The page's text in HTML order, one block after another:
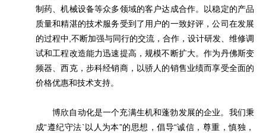
制药、机械设备等众多领域的客户达成合作。以稳定的产品
质量和精湛的技术服务受到了用户的一致好评，公司在发展
的过程中,不断加强与同行的交流，合作，设计研发、维修调
试和工程改造能力迅速提高，规模不断扩大。作为丹佛斯变
频器、西克，步科经销商，以骄人的销售业绩而享受全面的
价格优惠和技术支持。
博欣自动化是一个充满生机和蓬勃发展的企业。我们秉
成“遵纪守法`以人为本”的思想，倡导“诚信，尊重，慎独，